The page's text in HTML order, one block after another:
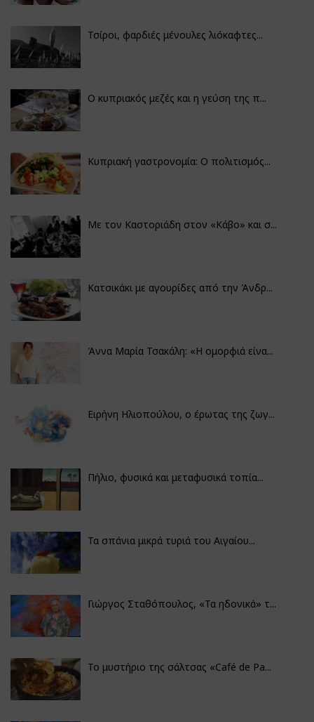
Τσίροι, φαρδιές μένουλες λιόκαφτες...
Ο κυπριακός μεζές και η γεύση της π...
Κυπριακή γαστρονομία: Ο πολιτισμός...
Με τον Καστοριάδη στον «Κάβο» και σ...
Κατσικάκι με αγουρίδες από την Άνδρ...
Άννα Μαρία Τσακάλη: «Η ομορφιά είνα...
Ειρήνη Ηλιοπούλου, ο έρωτας της ζωγ...
Πήλιο, φυσικά και μεταφυσικά τοπία...
Τα σπάνια μικρά τυριά του Αιγαίου...
Γιώργος Σταθόπουλος, «Τα ηδονικά» τ...
Το μυστήριο της σάλτσας «Café de Pa...